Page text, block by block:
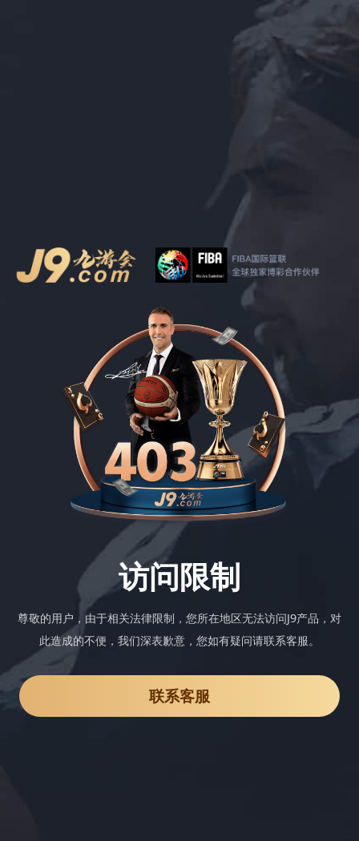
访问限制
尊敬的用户，由于相关法律限制，您所在地区无法访问J9产品，对
此造成的不便，我们深表歉意，您如有疑问请联系客服。
联系客服